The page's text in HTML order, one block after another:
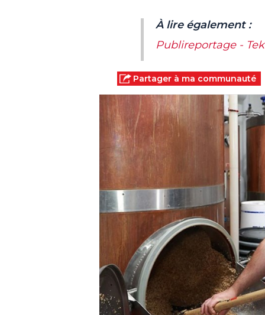
À lire également :
Publireportage -
Partager à ma communauté